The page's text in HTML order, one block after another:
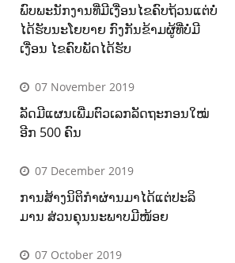
ພົບພະນັກງານທີ່ມີເງື່ອນໄຂຄົບຖ້ວນແຕ່ບໍ່
ໄດ້ຮັບນະໂຍບາຍ ກົງກັນຂ້າມຜູ້ທີ່ບໍ່ມີ
ເງື່ອນ ໄຂຄົບພັດໄດ້ຮັບ
07 November 2019
ລັດມີແຜນເພີ່ມຕົວເລກລັດຖະກອນໃໝ່
ອີກ 500 ຄົນ
07 December 2019
ການສ້າງນິຕິກຳຜ່ານມາໄດ້ແຕ່ປະລິ
ມານ ສ່ວນຄຸນນະພາບມີໜ້ອຍ
07 October 2019